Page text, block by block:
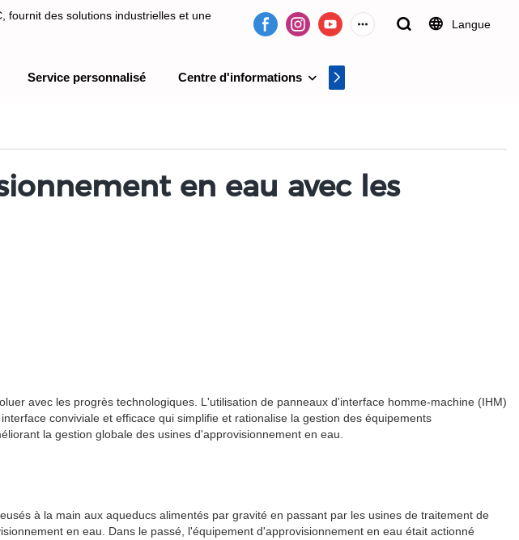
fournit des solutions industrielles et une
Langue
Service personnalisé Centre d'informations
en eau avec les
avec les progrès technologiques. L'utilisation de panneaux d'interface homme-machine (IHM)
conviviale et efficace qui simplifie et rationalise la gestion des équipements
la gestion globale des usines d'approvisionnement en eau.
à la main aux aqueducs alimentés par gravité en passant par les usines de traitement de
en eau. Dans le passé, l'équipement d'approvisionnement en eau était actionné